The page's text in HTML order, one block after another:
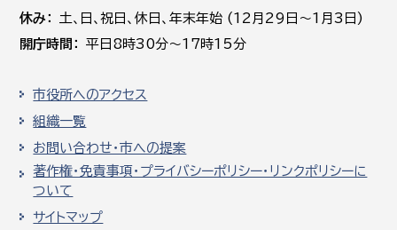
休み
土､日､祝日、休日、年末年始 (12月29日～1月3日)
開庁時間
平日8時30分～17時15分
市役所へのアクセス
組織一覧
お問い合わせ・市への提案
著作権・免責事項・プライバシーポリシー・リンクポリシーに
ついて
サイトマップ